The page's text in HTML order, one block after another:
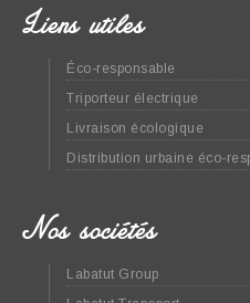
Liens utiles
Éco-responsable
Triporteur électrique
Livraison écologique
Distribution urbaine éco-
Nos sociétés
Labatut Group